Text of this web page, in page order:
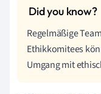
Regelmäßige
Ethikkomitees
Umgang mit